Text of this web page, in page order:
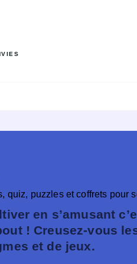
quiz, puzzles et coffrets pour
en s’amusant
! Creusez-vous
et de jeux.